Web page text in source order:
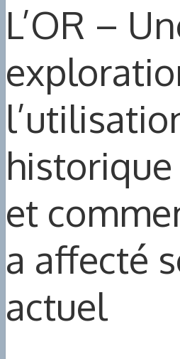
L’OR –
historique
et
a affecté
actuel